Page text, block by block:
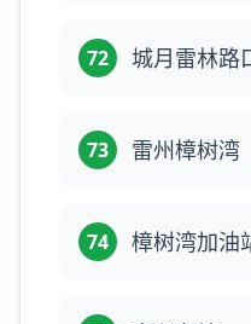
72 城月雷林路
73 雷州樟树湾
74 樟树湾加油